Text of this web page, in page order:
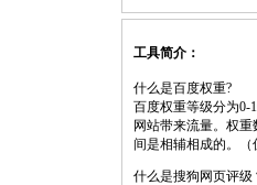
工具简介：
什么是百度权重?
百度权重等级分为0-
网站带来流量。权
间是相辅相成的。（
什么是搜狗网页评级